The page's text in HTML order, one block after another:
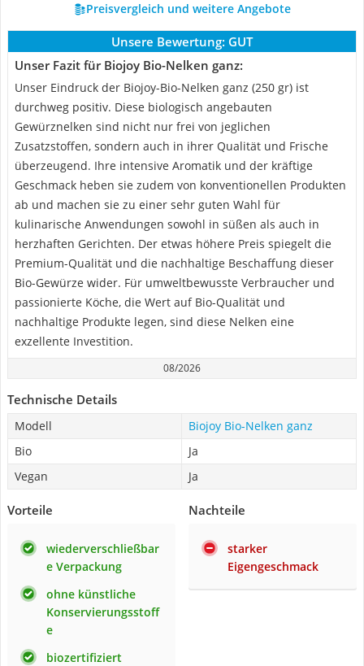
Preisvergleich und weitere Angebote
Unsere Bewertung: GUT
Unser Fazit für Biojoy Bio-Nelken ganz:
Unser Eindruck der Biojoy-Bio-Nelken ganz (250 gr) ist
durchweg positiv. Diese biologisch angebauten
Gewürznelken sind nicht nur frei von jeglichen
Zusatzstoffen, sondern auch in ihrer Qualität und Frische
überzeugend. Ihre intensive Aromatik und der kräftige
Geschmack heben sie zudem von konventionellen Produkten
ab und machen sie zu einer sehr guten Wahl für
kulinarische Anwendungen sowohl in süßen als auch in
herzhaften Gerichten. Der etwas höhere Preis spiegelt die
Premium-Qualität und die nachhaltige Beschaffung dieser
Bio-Gewürze wider. Für umweltbewusste Verbraucher und
passionierte Köche, die Wert auf Bio-Qualität und
nachhaltige Produkte legen, sind diese Nelken eine
exzellente Investition.
08/2026
Technische Details
Modell
Biojoy Bio-Nelken ganz
Bio
Ja
Vegan
Ja
Vorteile
wiederverschließbar
e Verpackung
ohne künstliche
Konservierungsstoff
e
biozertifiziert
Nachteile
starker
Eigengeschmack